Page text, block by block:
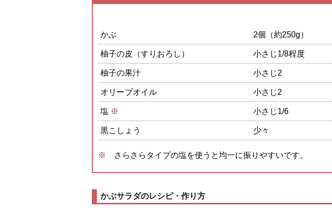
かぶ 2個（約250g）
柚子の皮（すりおろし） 小さじ1/8程度
柚子の果汁 小さじ2
オリーブオイル 小さじ2
塩 ※ 小さじ1/6
黒こしょう 少々
さらさらタイプの塩を使うと均一に振りやすいです。
かぶサラダのレシピ・作り方